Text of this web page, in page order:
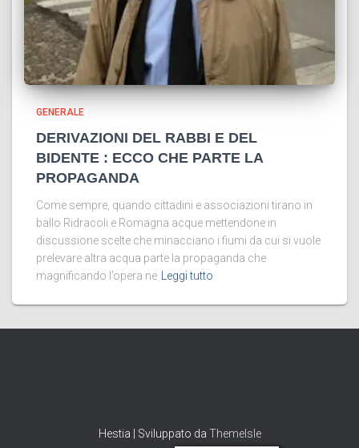
GENERALE
DERIVAZIONI DEL RABBI E DEL
BIDENTE : ECCO CHE PARTE LA
PROPAGANDA
Come sempre, quando cittadini e associazioni tirano in
ballo Ridracoli e Romagna acque mettendone in
discussione scelte che minacciano i fiumi da cui si vuole
prelevare altra acqua parte la propaganda che
magnificando l’opera ne
Leggi tutto
Hestia | Sviluppato da ThemeIsle